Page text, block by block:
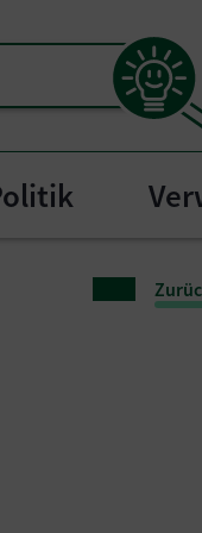
for